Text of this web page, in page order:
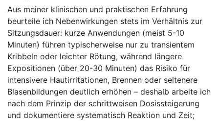
Aus⁢ meiner klinischen und praktischen Erfahrung
beurteile ⁤ich Nebenwirkungen stets im Verhältnis zur⁤
Sitzungsdauer: ⁢kurze⁢ Anwendungen (meist 5-10
Minuten) führen typischerweise nur zu⁤ transientem
⁤Kribbeln oder leichter Rötung, während längere⁣
Expositionen (über 20-30 Minuten) das Risiko für
intensivere Hautirritationen, Brennen oder seltenere
Blasenbildungen ⁣deutlich erhöhen – deshalb arbeite ich
nach ​dem Prinzip der schrittweisen Dosissteigerung
und dokumentiere systematisch Reaktion und Zeit;